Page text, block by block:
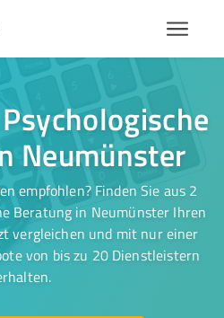
Neumünster
empfohlen? Finden Sie aus 2
Beratung in Neumünster Ihren
vergleichen und mit nur einer
von bis zu 20 Dienstleistern